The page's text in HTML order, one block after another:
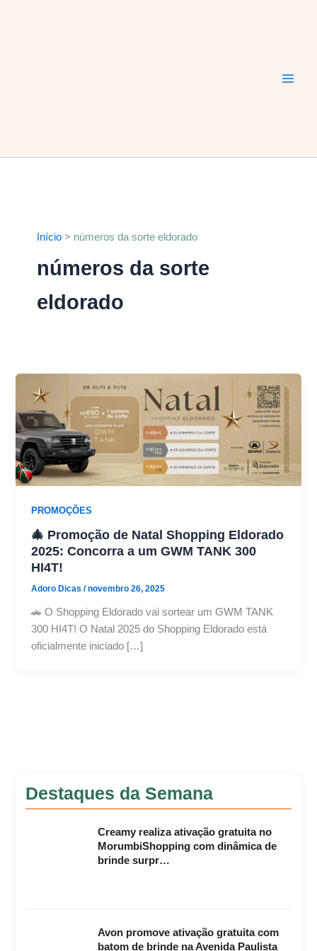
Início números da sorte eldorado
números da sorte
eldorado
PROMOÇÕES
🎄 Promoção de Natal Shopping Eldorado
2025: Concorra a um GWM TANK 300
HI4T!
Adoro Dicas/novembro 26, 2025
🚗 O Shopping Eldorado vai sortear um GWM TANK
300 HI4T! O Natal 2025 do Shopping Eldorado está
oficialmente iniciado […]
Destaques da Semana
Creamy realiza ativação gratuita no
MorumbiShopping com dinâmica de
brinde surpr…
Avon promove ativação gratuita com
batom de brinde na Avenida Paulista